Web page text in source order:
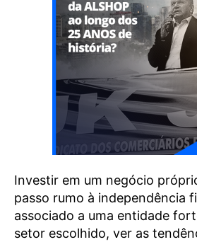
Investir em um negócio
passo rumo à independência
associado a uma entidade
setor escolhido, ver as